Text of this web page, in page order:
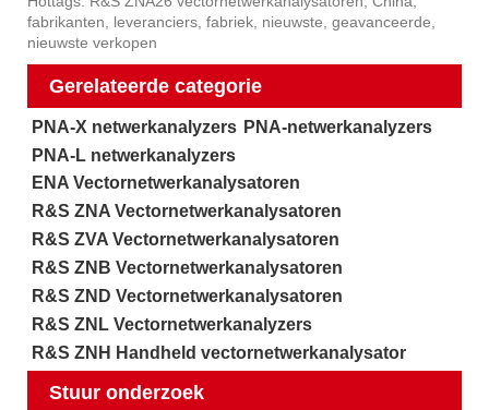
fabrikanten, leveranciers, fabriek, nieuwste, geavanceerde,
nieuwste verkopen
Gerelateerde categorie
PNA-X netwerkanalyzers PNA-netwerkanalyzers
PNA-L netwerkanalyzers
ENA Vectornetwerkanalysatoren
R&S ZNA Vectornetwerkanalysatoren
R&S ZVA Vectornetwerkanalysatoren
R&S ZNB Vectornetwerkanalysatoren
R&S ZND Vectornetwerkanalysatoren
R&S ZNL Vectornetwerkanalyzers
R&S ZNH Handheld vectornetwerkanalysator
Stuur onderzoek